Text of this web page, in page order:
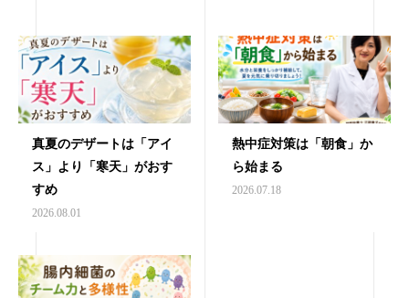
真夏のデザートは「アイ
ス」より「寒天」がおす
すめ
2026.08.01
熱中症対策は「朝食」か
ら始まる
2026.07.18